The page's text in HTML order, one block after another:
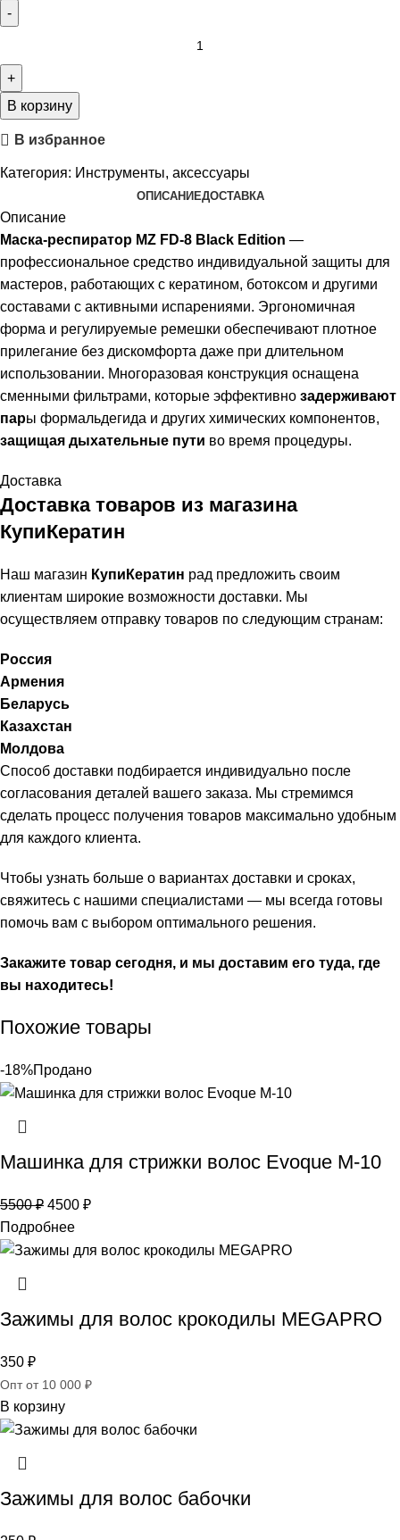
В корзину
В избранное
Категория: Инструменты, аксессуары
ОПИСАНИЕДОСТАВКА
Описание
Маска-респиратор MZ FD-8 Black Edition —
профессиональное средство индивидуальной защиты для
мастеров, работающих с кератином, ботоксом и другими
составами с активными испарениями. Эргономичная
форма и регулируемые ремешки обеспечивают плотное
прилегание без дискомфорта даже при длительном
использовании. Многоразовая конструкция оснащена
сменными фильтрами, которые эффективно задерживают
пары формальдегида и других химических компонентов,
защищая дыхательные пути во время процедуры.
Доставка
Доставка товаров из магазина
КупиКератин
Наш магазин КупиКератин рад предложить своим
клиентам широкие возможности доставки. Мы
осуществляем отправку товаров по следующим странам:
Россия
Армения
Беларусь
Казахстан
Молдова
Способ доставки подбирается индивидуально после
согласования деталей вашего заказа. Мы стремимся
сделать процесс получения товаров максимально удобным
для каждого клиента.
Чтобы узнать больше о вариантах доставки и сроках,
свяжитесь с нашими специалистами — мы всегда готовы
помочь вам с выбором оптимального решения.
Закажите товар сегодня, и мы доставим его туда, где
вы находитесь!
Похожие товары
-18%Продано
Машинка для стрижки волос Evoque M-10
5500₽ 4500 ₽
Подробнее
Зажимы для волос крокодилы MEGAPRO
350 ₽
Опт от 10 000 ₽
В корзину
Зажимы для волос бабочки